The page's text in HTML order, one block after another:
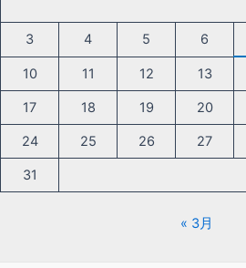
3 4 5 6
10 11 12 13
17 18 19 20
24 25 26 27
31
« 3月